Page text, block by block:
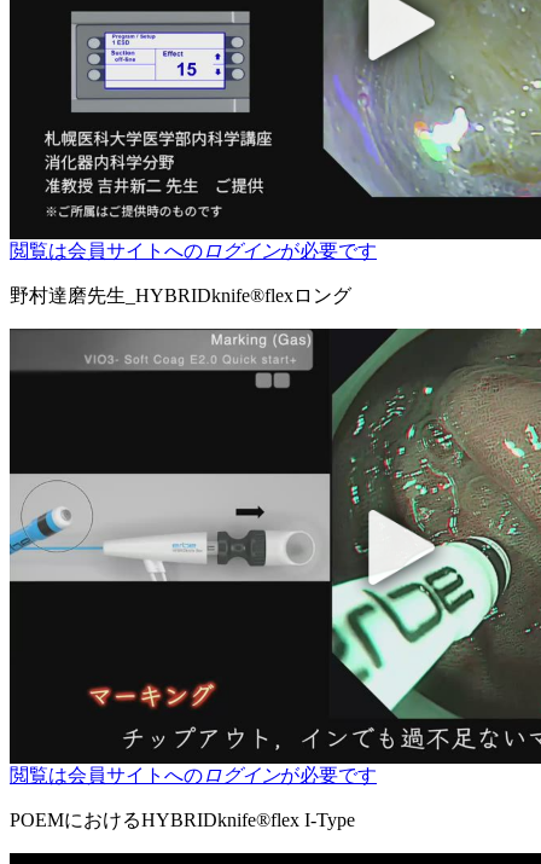
閲覧は会員サイトへのログインが必要です
野村達磨先生_HYBRIDknife®flexロング
閲覧は会員サイトへのログインが必要です
POEMにおけるHYBRIDknife®flex I-Type